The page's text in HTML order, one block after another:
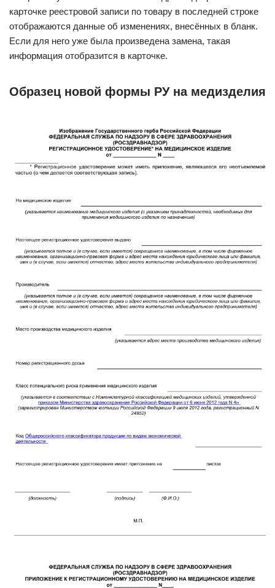
карточке реестровой записи по товару в последней строке
отображаются данные об изменениях, внесённых в бланк.
Если для него уже была произведена замена, такая
информация отобразится в карточке.
Образец новой формы РУ на медизделия